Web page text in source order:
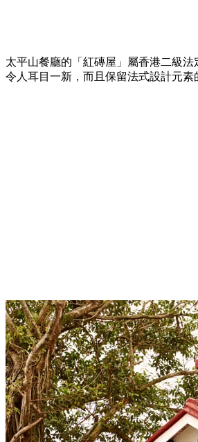
太平山餐廳的「紅磚屋」屬香港二級
令人耳目一新，而且保留法式設計元素